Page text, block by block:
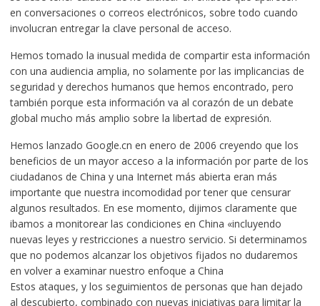
en conversaciones o correos electrónicos, sobre todo cuando
involucran entregar la clave personal de acceso.
Hemos tomado la inusual medida de compartir esta información
con una audiencia amplia, no solamente por las implicancias de
seguridad y derechos humanos que hemos encontrado, pero
también porque esta información va al corazón de un debate
global mucho más amplio sobre la libertad de expresión.
Hemos lanzado Google.cn en enero de 2006 creyendo que los
beneficios de un mayor acceso a la información por parte de los
ciudadanos de China y una Internet más abierta eran más
importante que nuestra incomodidad por tener que censurar
algunos resultados. En ese momento, dijimos claramente que
ibamos a monitorear las condiciones en China «incluyendo
nuevas leyes y restricciones a nuestro servicio. Si determinamos
que no podemos alcanzar los objetivos fijados no dudaremos
en volver a examinar nuestro enfoque a China
Estos ataques, y los seguimientos de personas que han dejado
al descubierto, combinado con nuevas iniciativas para limitar la